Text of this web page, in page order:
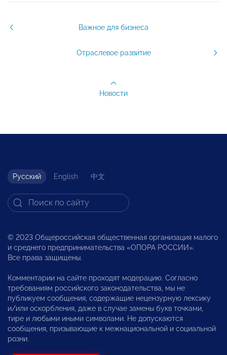
Важное для бизнеса
Отраслевое развитие
Новости
Русский English 中文
© 2023 Общероссийская общественная организация малого
и среднего предпринимательства «ОПОРА РОССИИ».
Все права защищены.
Комментарии на сайте проходят модерацию. Согласно
требованиям российского законодательства, мы не
публикуем сообщения, содержащие нецензурную лексику
и/или оскорбления, даже в случае замены букв точками,
тире и любыми иными символами. Не допускаются
сообщения, призывающие к межнациональной и социальной
розни.